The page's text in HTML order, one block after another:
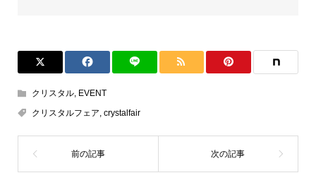
クリスタル, EVENT
クリスタルフェア, crystalfair